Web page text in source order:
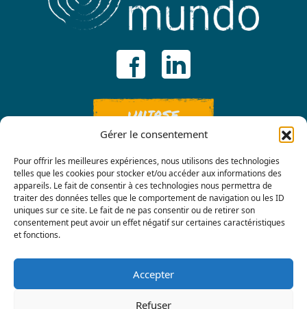
Gérer le consentement
Pour offrir les meilleures expériences, nous utilisons des technologies
telles que les cookies pour stocker et/ou accéder aux informations des
appareils. Le fait de consentir à ces technologies nous permettra de
traiter des données telles que le comportement de navigation ou les ID
uniques sur ce site. Le fait de ne pas consentir ou de retirer son
consentement peut avoir un effet négatif sur certaines caractéristiques
et fonctions.
Accepter
Refuser
UNIRSE
Contáctenos